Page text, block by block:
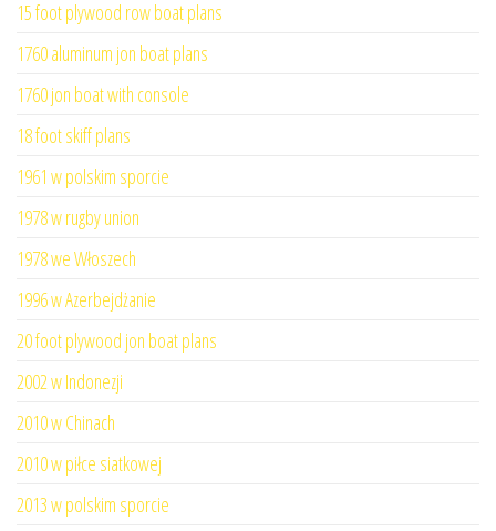
15 foot plywood row boat plans
1760 aluminum jon boat plans
1760 jon boat with console
18 foot skiff plans
1961 w polskim sporcie
1978 w rugby union
1978 we Włoszech
1996 w Azerbejdżanie
20 foot plywood jon boat plans
2002 w Indonezji
2010 w Chinach
2010 w piłce siatkowej
2013 w polskim sporcie